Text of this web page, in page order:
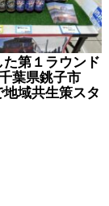
た第１ラウンド
葉県銚子市
域共生策スタ